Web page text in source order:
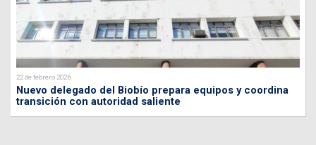
22 de febrero 2026
Nuevo delegado del Biobío prepara equipos y coordina
transición con autoridad saliente